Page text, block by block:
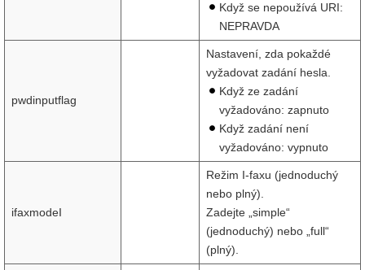
Když se nepoužívá URI:
NEPRAVDA
pwdinputflag
Nastavení, zda pokaždé
vyžadovat zadání hesla.
Když ze zadání
vyžadováno: zapnuto
Když zadání není
vyžadováno: vypnuto
ifaxmodeI
Režim I-faxu (jednoduchý
nebo plný).
Zadejte „simple“
(jednoduchý) nebo „full“
(plný).